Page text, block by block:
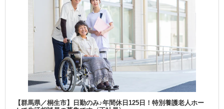
【群馬県／桐生市】日勤のみ♪年間休日125日！特別養護老人ホー